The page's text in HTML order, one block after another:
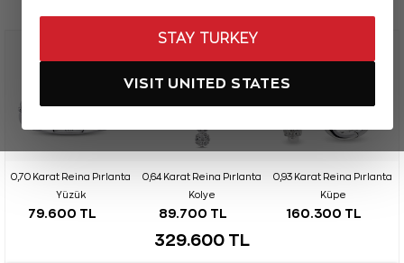
STAY TURKEY
VISIT UNITED STATES
0,70 Karat Reina Pırlanta
Yüzük
79.600 TL
0,64 Karat Reina Pırlanta
Kolye
89.700 TL
0,93 Karat Reina Pırlanta
Küpe
160.300 TL
329.600 TL